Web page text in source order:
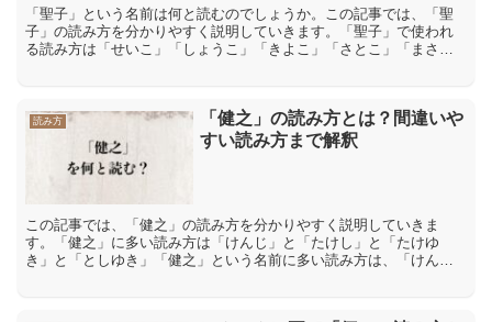
「聖子」という名前は何と読むのでしょうか。この記事では、「聖
子」の読み方を分かりやすく説明していきます。「聖子」で使われ
る読み方は「せいこ」「しょうこ」「きよこ」「さとこ」「まさ
読み方
「健之」の読み方とは？間違いや
すい読み方まで解釈
この記事では、「健之」の読み方を分かりやすく説明していきま
す。「健之」に多い読み方は「けんじ」と「たけし」と「たけゆ
き」と「としゆき」「健之」という名前に多い読み方は、「けん